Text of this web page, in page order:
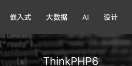
嵌入式 大数据 AI 设计
ThinkPHP6